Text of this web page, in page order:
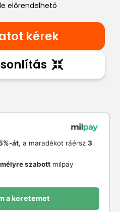
előrendelhető
kérek
át, a maradékot ráérsz 3
szabottmilpay
a keretemet